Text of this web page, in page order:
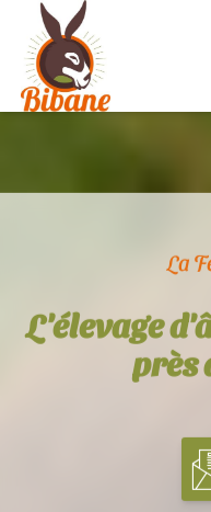
content
La
L'élevage
près